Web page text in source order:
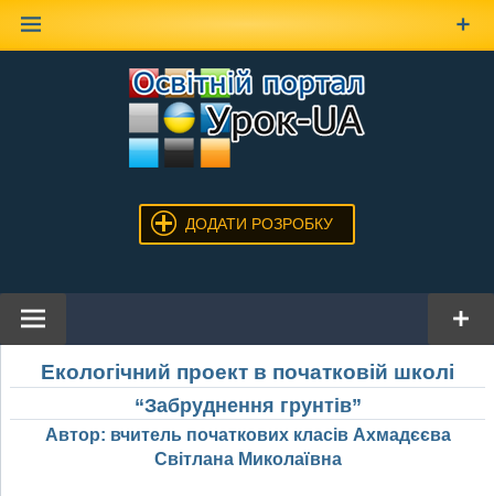
ДОДАТИ РОЗРОБКУ
Екологічний проект в початковій школі
“Забруднення грунтів”
Автор: вчитель початкових класів Ахмадєєва
Світлана Миколаївна